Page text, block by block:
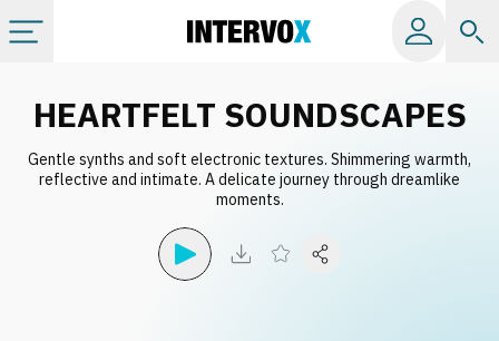
Alle Alben
HEARTFELT SOUNDSCAPES
Gentle synths and soft electronic textures. Shimmering warmth,
reflective and intimate. A delicate journey through dreamlike
moments.